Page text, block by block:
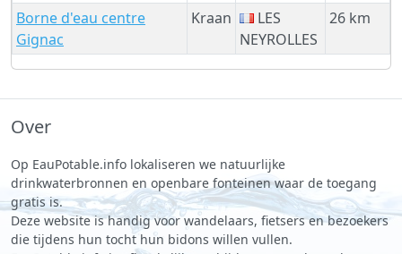
Borne d'eau centre
Gignac
Kraan
LES
NEYROLLES
26 km
Over
Op EauPotable.info lokaliseren we natuurlijke
drinkwaterbronnen en openbare fonteinen waar de toegang
gratis is.
Deze website is handig voor wandelaars, fietsers en bezoekers
die tijdens hun tocht hun bidons willen vullen.